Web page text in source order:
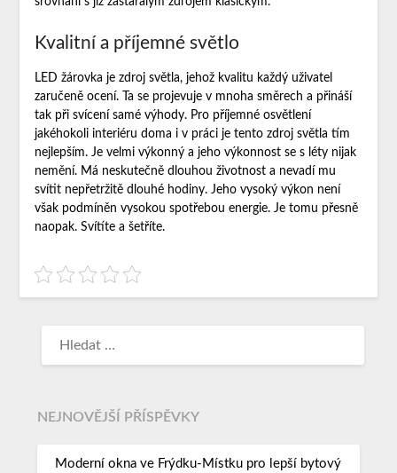
Kvalitní a příjemné světlo
LED žárovka je zdroj světla, jehož kvalitu každý uživatel
zaručeně ocení. Ta se projevuje v mnoha směrech a přináší
tak při svícení samé výhody. Pro příjemné osvětlení
jakéhokoli interiéru doma i v práci je tento zdroj světla tím
nejlepším. Je velmi výkonný a jeho výkonnost se s léty nijak
nemění. Má neskutečně dlouhou životnost a nevadí mu
svítit nepřetržitě dlouhé hodiny. Jeho vysoký výkon není
však podmíněn vysokou spotřebou energie. Je tomu přesně
naopak. Svítíte a šetříte.
NEJNOVĚJŠÍ PŘÍSPĚVKY
Moderní okna ve Frýdku-Místku pro lepší bytový